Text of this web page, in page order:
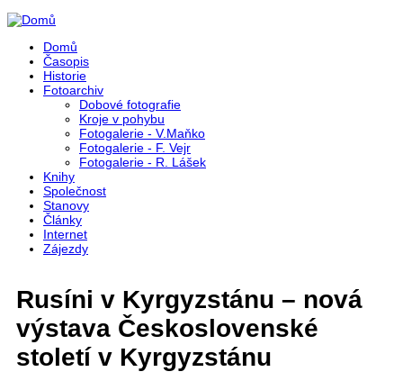
Přejít k hlavnímu obsahu
Domů
Časopis
Historie
Fotoarchiv
Dobové fotografie
Kroje v pohybu
Fotogalerie - V.Maňko
Fotogalerie - F. Vejr
Fotogalerie - R. Lášek
Knihy
Společnost
Stanovy
Články
Internet
Zájezdy
Rusíni v Kyrgyzstánu – nová
výstava Československé
století v Kyrgyzstánu